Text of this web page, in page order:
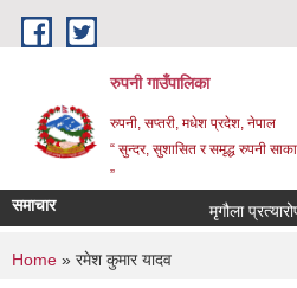
Skip to main content
रुपनी गाउँपालिका
रुपनी, सप्तरी, मधेश प्रदेश, नेपाल
“ सुन्दर, सुशासित र समृद्ध रुपनी
”
समाचार मृगौला
You are here
Home » रमेश कुमार यादव